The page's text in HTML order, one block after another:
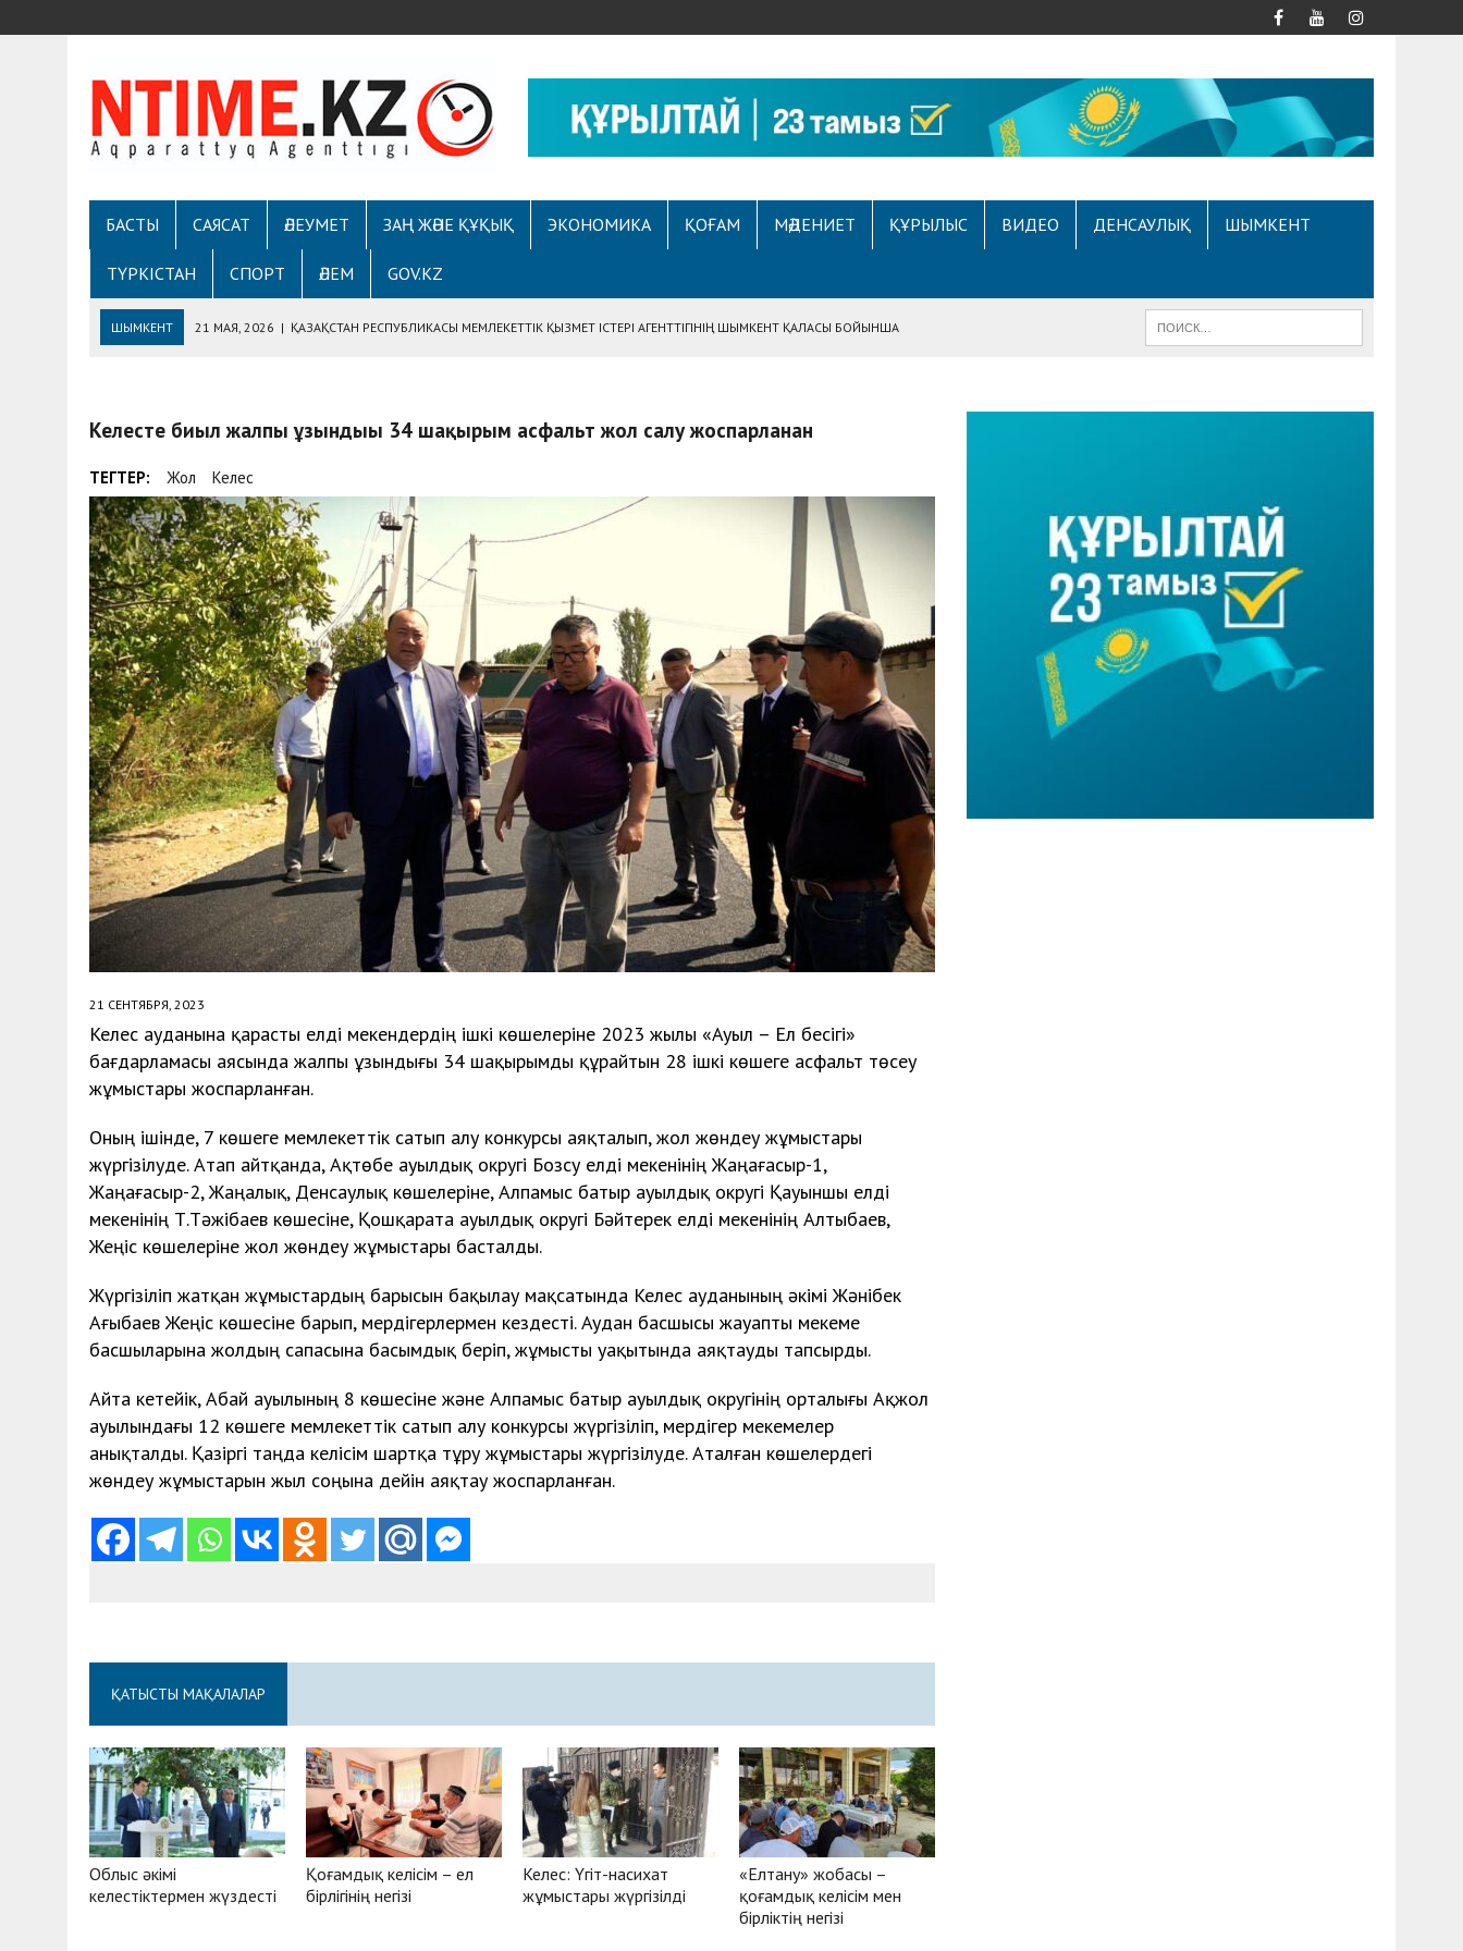
БАСТЫ САЯСАТ ӘЛЕУМЕТ ЗАҢ ЖӘНЕ ҚҰҚЫҚ ЭКОНОМИКА ҚОҒАМ МӘДЕНИЕТ ҚҰРЫЛЫС ВИДЕО ДЕНСАУЛЫҚ ШЫМКЕНТ
ТҮРКІСТАН СПОРТ ӘЛЕМ GOV.KZ
ШЫМКЕНТ 21 МАЯ, 2026 | ҚАЗАҚСТАН РЕСПУБЛИКАСЫ МЕМЛЕКЕТТІК ҚЫЗМЕТ ІСТЕРІ АГЕНТТІГІНІҢ ШЫМКЕНТ ҚАЛАСЫ БОЙЫНША
Келесте биыл жалпы ұзындығы 34 шақырым асфальт жол салу жоспарланған
ТЕГТЕР: Жол Келес
21 СЕНТЯБРЯ, 2023
Келес ауданына қарасты елді мекендердің ішкі көшелеріне 2023 жылы «Ауыл – Ел бесігі»
бағдарламасы аясында жалпы ұзындығы 34 шақырымды құрайтын 28 ішкі көшеге асфальт төсеу
жұмыстары жоспарланған.
Оның ішінде, 7 көшеге мемлекеттік сатып алу конкурсы аяқталып, жол жөндеу жұмыстары
жүргізілуде. Атап айтқанда, Ақтөбе ауылдық округі Бозсу елді мекенінің Жаңағасыр-1,
Жаңағасыр-2, Жаңалық, Денсаулық көшелеріне, Алпамыс батыр ауылдық округі Қауыншы елді
мекенінің Т.Тәжібаев көшесіне, Қошқарата ауылдық округі Бәйтерек елді мекенінің Алтыбаев,
Жеңіс көшелеріне жол жөндеу жұмыстары басталды.
Жүргізіліп жатқан жұмыстардың барысын бақылау мақсатында Келес ауданының әкімі Жәнібек
Ағыбаев Жеңіс көшесіне барып, мердігерлермен кездесті. Аудан басшысы жауапты мекеме
басшыларына жолдың сапасына басымдық беріп, жұмысты уақытында аяқтауды тапсырды.
Айта кетейік, Абай ауылының 8 көшесіне және Алпамыс батыр ауылдық округінің орталығы Ақжол
ауылындағы 12 көшеге мемлекеттік сатып алу конкурсы жүргізіліп, мердігер мекемелер
анықталды. Қазіргі таңда келісім шартқа тұру жұмыстары жүргізілуде. Аталған көшелердегі
жөндеу жұмыстарын жыл соңына дейін аяқтау жоспарланған.
ҚАТЫСТЫ МАҚАЛАЛАР
Облыс әкімі
келестіктермен жүздесті
Қоғамдық келісім – ел
бірлігінің негізі
Келес: Үгіт-насихат
жұмыстары жүргізілді
«Елтану» жобасы –
қоғамдық келісім мен
бірліктің негізі